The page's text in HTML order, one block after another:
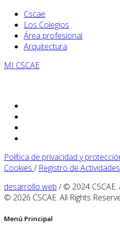
Cscae
Los Colegios
Área profesional
Arquitectura
MI CSCAE
Política de privacidad y
Cookies / Registro de
desarrollo web / © 2024 CSCAE.
© 2026 CSCAE. All Rights
Menú Principal